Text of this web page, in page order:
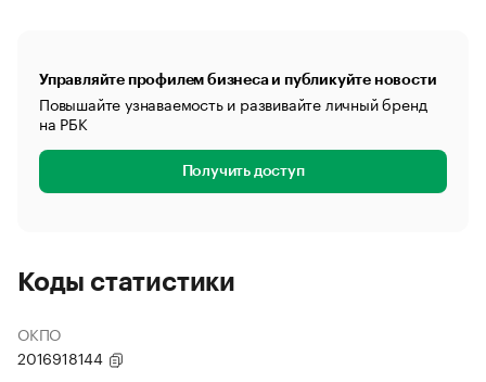
Управляйте профилем бизнеса и публикуйте новости
Повышайте узнаваемость и развивайте личный бренд
на РБК
Получить доступ
Коды статистики
ОКПО
2016918144